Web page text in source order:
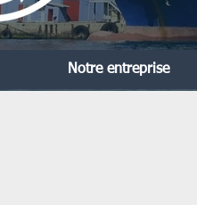
Notre entreprise